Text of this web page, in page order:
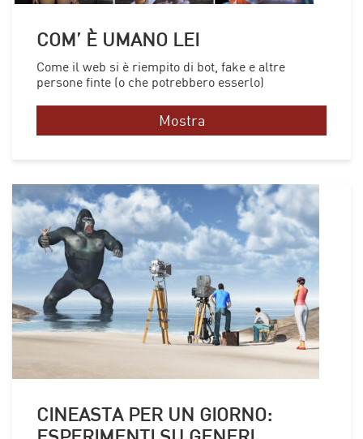
COM’ È UMANO LEI
Come il web si è riempito di bot, fake e altre
persone finte (o che potrebbero esserlo)
Mostra
CINEASTA PER UN GIORNO: